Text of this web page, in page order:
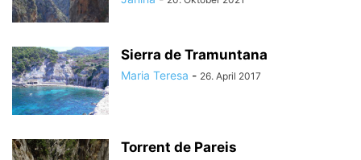
Sierra de Tramuntana
Maria Teresa - 26. April 2017
Torrent de Pareis